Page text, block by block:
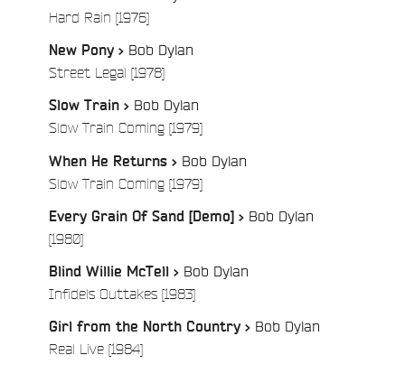
Hard Rain [1976]/
New Pony > Bob Dylan
Street Legal [1978]/
Slow Train > Bob Dylan
Slow Train Coming [1979]/
When He Returns > Bob Dylan
Slow Train Coming [1979]/
Every Grain Of Sand [Demo] > Bob Dylan
[1980]/
Blind Willie McTell > Bob Dylan
Infidels Outtakes [1983]/
Girl from the North Country > Bob Dylan
Real Live [1984]/